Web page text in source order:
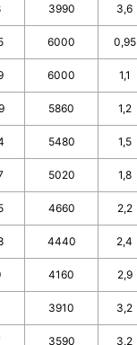
3990 3,6
6000 0,95
6000 1,1
5860 1,2
5480 1,5
5020 1,8
4660 2,2
4440 2,4
4160 2,9
3910 3,2
3590 3,2